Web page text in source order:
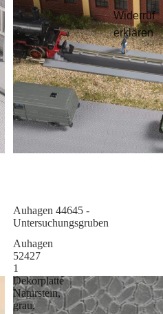
Widerruf
erklären
Sale
Auhagen 44645 -
Untersuchungsgruben
Auhagen
52427
1
Dekorplatte
Naturstein,
grau,